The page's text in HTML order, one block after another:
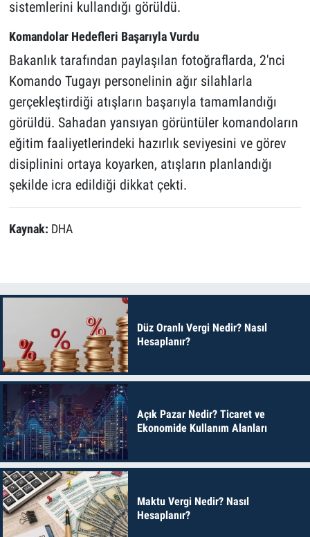
sistemlerini kullandığı görüldü.
Komandolar Hedefleri Başarıyla Vurdu
Bakanlık tarafından paylaşılan fotoğraflarda, 2'nci
Komando Tugayı personelinin ağır silahlarla
gerçekleştirdiği atışların başarıyla tamamlandığı
görüldü. Sahadan yansıyan görüntüler komandoların
eğitim faaliyetlerindeki hazırlık seviyesini ve görev
disiplinini ortaya koyarken, atışların planlandığı
şekilde icra edildiği dikkat çekti.
Kaynak: DHA
Düz Oranlı Vergi Nedir? Nasıl
Hesaplanır?
Açık Pazar Nedir? Ticaret ve
Ekonomide Kullanım Alanları
Maktu Vergi Nedir? Nasıl
Hesaplanır?